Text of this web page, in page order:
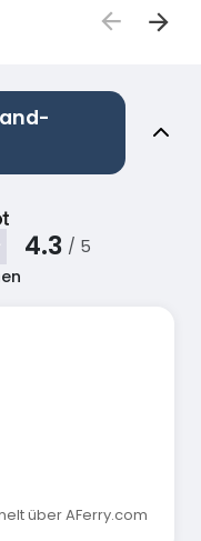
4.3 / 5
über AFerry.com